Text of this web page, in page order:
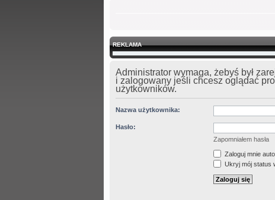
REKLAMA
Administrator wymaga, żebyś był
i zalogowany jeśli chcesz oglądać
użytkowników.
Nazwa użytkownika:
Hasło:
Zapomniałem hasła
Zaloguj mnie
Ukryj mój status